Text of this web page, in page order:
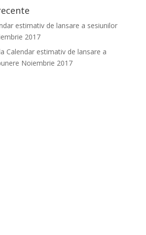
estimativ de lansare a sesiunilor
2017
Calendar estimativ de lansare a
Noiembrie 2017